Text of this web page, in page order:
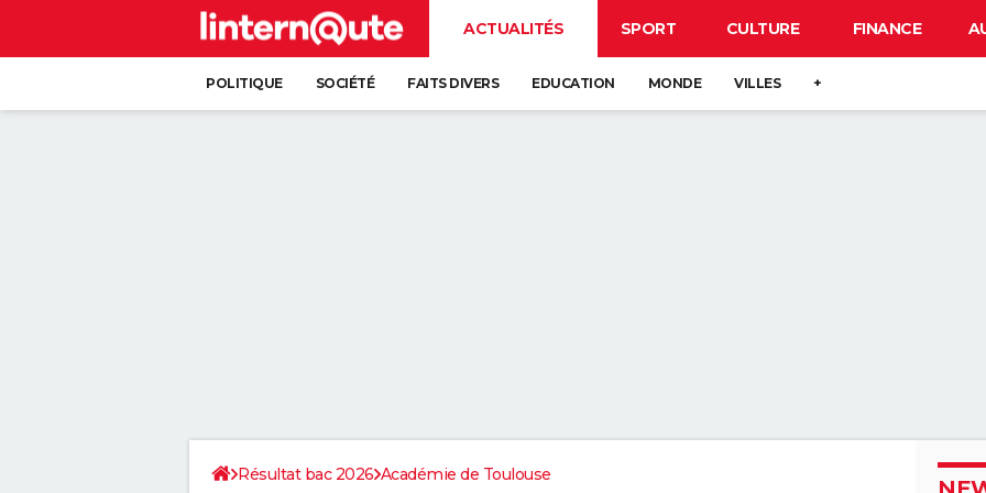
ACTUALITÉS SPORT CULTURE FINANCE
POLITIQUE SOCIÉTÉ FAITS DIVERS EDUCATION MONDE VILLES +
Résultat bac 2026 Académie de Toulouse